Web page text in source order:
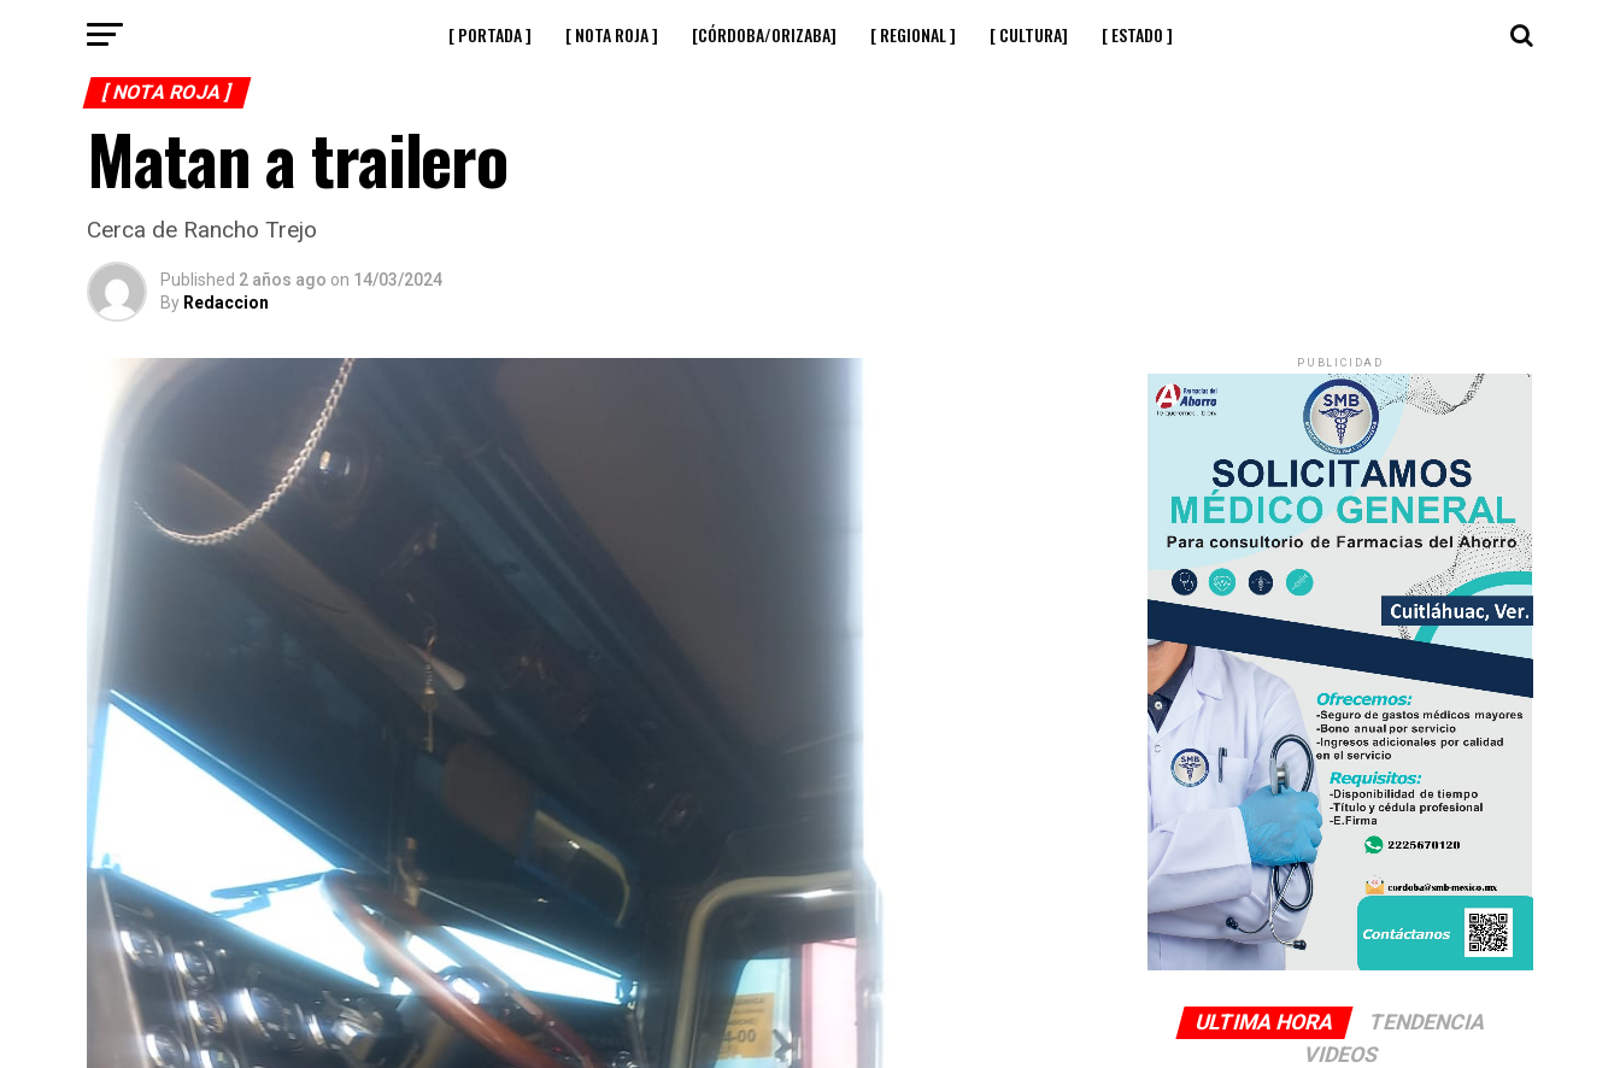
[ PORTADA ] [ NOTA ROJA ] [CÓRDOBA/ORIZABA] [ REGIONAL ] [ CULTURA] [ ESTADO ]
[ NOTA ROJA ]
Matan a trailero
Cerca de Rancho Trejo
Published 2 años ago on 14/03/2024
By Redaccion
PUBLICIDAD
ULTIMA HORA
TENDENCIA
VIDEOS